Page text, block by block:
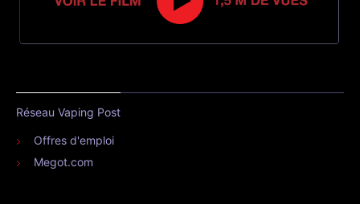
Réseau Vaping Post
Offres d'emploi
Megot.com